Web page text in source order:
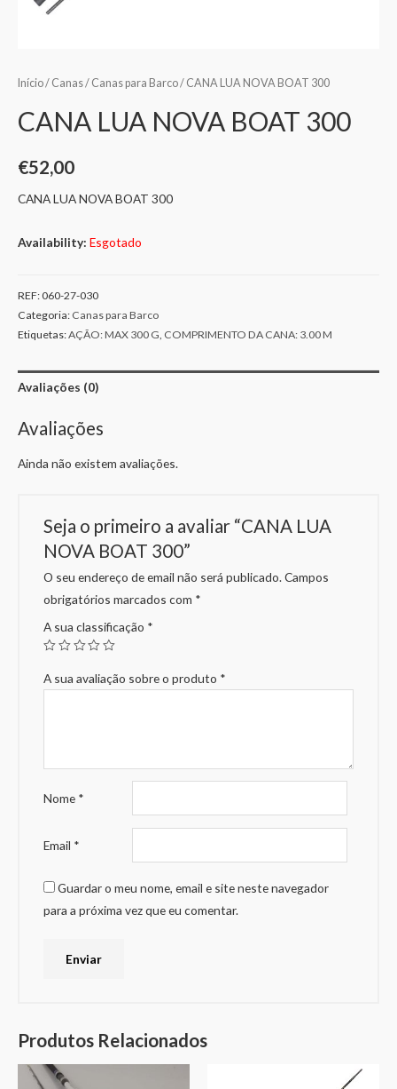
Início/ Canas/ Canas para Barco/ CANA LUA NOVA BOAT 300
CANA LUA NOVA BOAT 300
€52,00
CANA LUA NOVA BOAT 300
Availability: Esgotado
REF:060-27-030
Categoria: Canas para Barco
Etiquetas:AÇÃO: MAX 300 G, COMPRIMENTO DA CANA: 3.00 M
Avaliações (0)
Avaliações
Ainda não existem avaliações.
Seja o primeiro a avaliar “CANA LUA
NOVA BOAT 300”
O seu endereço de email não será publicado. Campos
obrigatórios marcados com *
A sua classificação *
A sua avaliação sobre o produto *
Nome *
Email *
Guardar o meu nome, email e site neste navegador
para a próxima vez que eu comentar.
Produtos Relacionados